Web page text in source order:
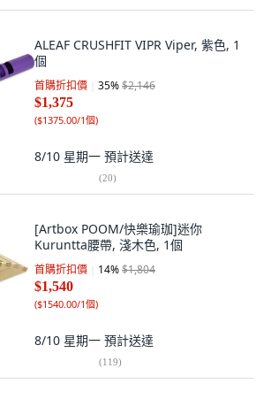
ALEAF CRUSHFIT VIPR Viper, 紫色, 1
個
首購折扣價 35%$2,146
$1,375
($1375.00/1個)
8/10 星期一 預計送達
(20)
[Artbox POOM/快樂瑜珈]迷你
Kuruntta腰帶, 淺木色, 1個
首購折扣價 14%$1,804
$1,540
($1540.00/1個)
8/10 星期一 預計送達
(119)